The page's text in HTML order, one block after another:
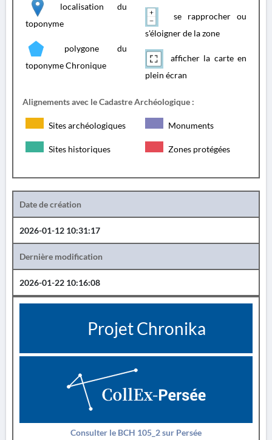
localisation du
toponyme
polygone du
toponyme Chronique
se rapprocher ou
s'éloigner de la zone
afficher la carte en
plein écran
Alignements avec le Cadastre Archéologique :
Sites archéologiques Monuments
Sites historiques Zones protégées
Date de création
2026-01-12 10:31:17
Dernière modification
2026-01-22 10:16:08
Projet Chronika
Consulter le BCH 105_2 sur Persée